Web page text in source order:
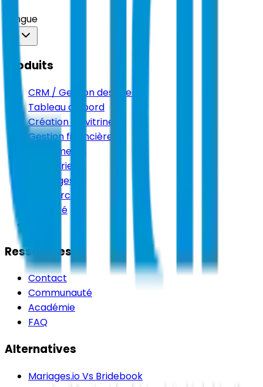
Langue
Produits
CRM / Gestion des clients
Tableau de bord
Création de vitrines
Gestion financière
Événements
Calendrier
Messages
Ressources
Publicité
Ressources
Contact
Communauté
Académie
FAQ
Alternatives
Mariages.io Vs Bridebook